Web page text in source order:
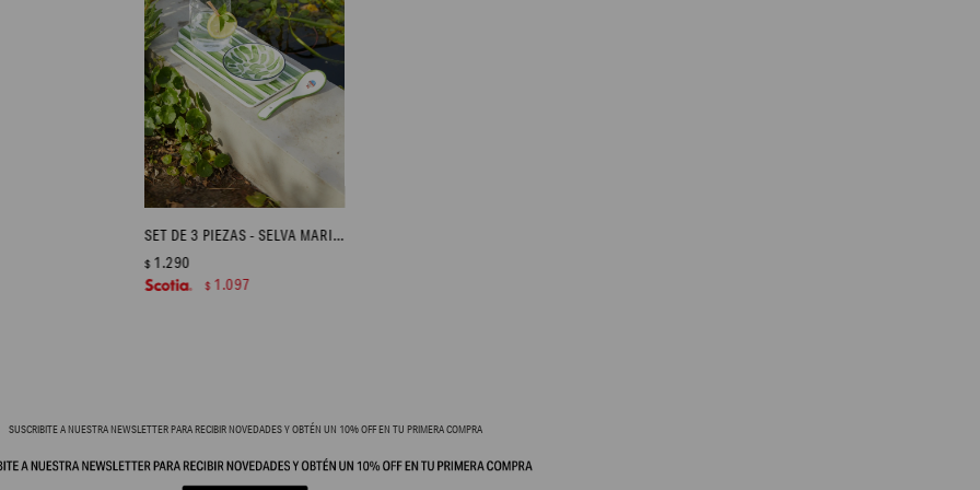
SET DE 3 PIEZAS - SELVA MARINA
$ 1.290
$ 1.097
SUSCRIBITE A NUESTRA NEWSLETTER PARA RECIBIR NOVEDADES Y OBTÉN UN 10% OFF EN TU PRIMERA COMPRA